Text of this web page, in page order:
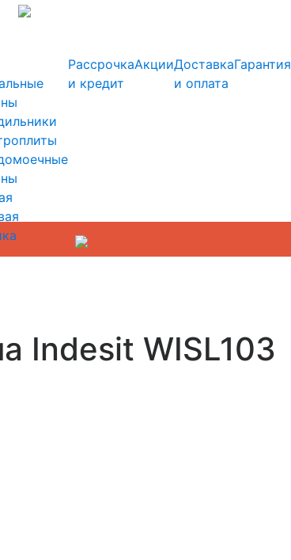
Рассрочка
и кредит
АкцииДоставка
и оплата
Гарантия
Indesit WISL103